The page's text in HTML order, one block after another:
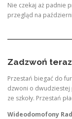
Nie czekaj aż padnie
przegląd na
Zadzwoń
Przestań biegać do
dzwoni o dwudziestej
ze szkoły. Przestań
Wideodomofony